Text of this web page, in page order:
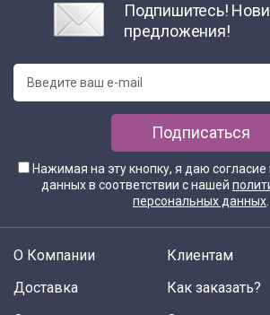
Подпишитесь!
предложения!
Подписаться
Нажимая на эту кнопку, я даю согласие
данных в соответствии с нашей
персональных данных
О Компании
Доставка
Клиентам
Как заказать?